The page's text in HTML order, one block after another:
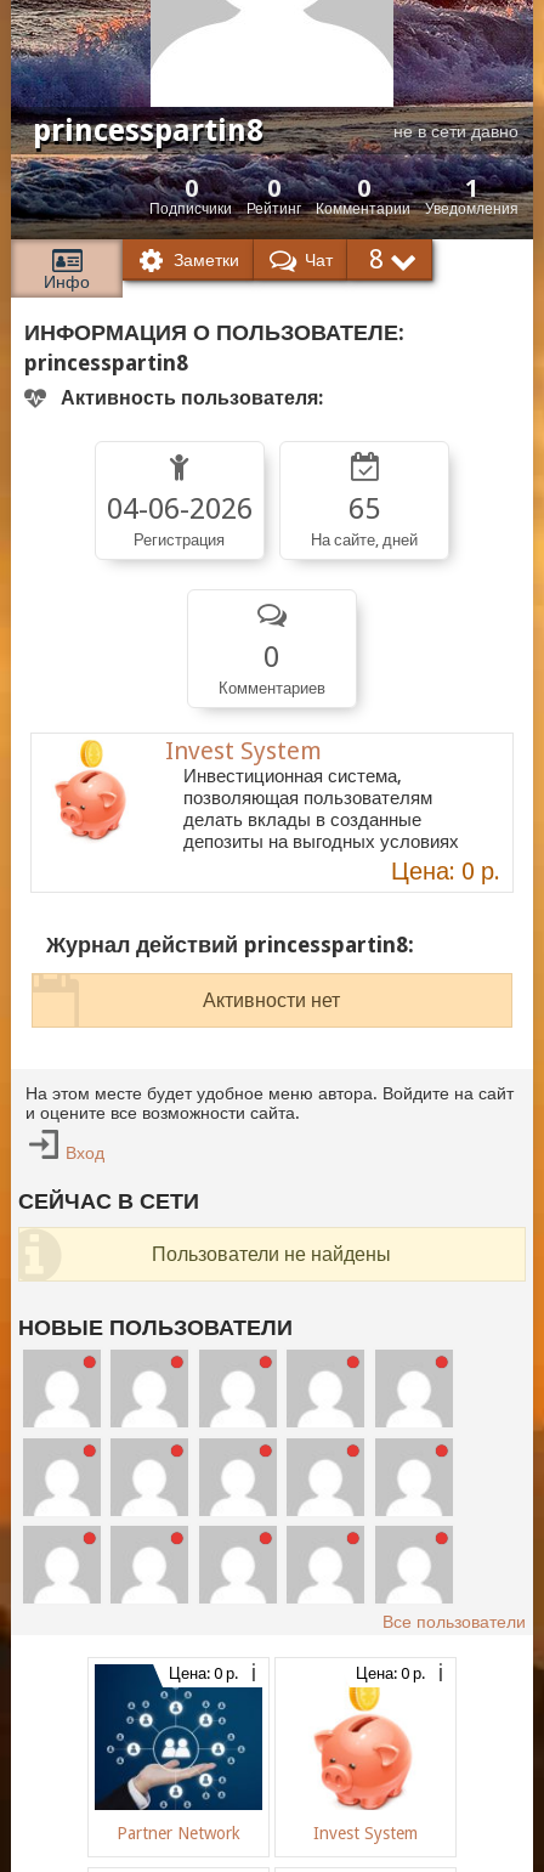
princesspartin8 не в сети давно
Подписчики
0
Рейтинг
0
Комментарии
0
Уведомления
1
Инфо
Заметки Чат 8
ИНФОРМАЦИЯ О ПОЛЬЗОВАТЕЛЕ:
princesspartin8
Активность пользователя:
04-06-2026
Регистрация
65
На сайте, дней
0
Комментариев
Invest System
Инвестиционная система,
позволяющая пользователям
делать вклады в созданные
депозиты на выгодных условиях
Цена: 0 р.
Журнал действий princesspartin8:
Активности нет
На этом месте будет удобное меню автора. Войдите на сайт
и оцените все возможности сайта.
Вход
СЕЙЧАС В СЕТИ
Пользователи не найдены
НОВЫЕ ПОЛЬЗОВАТЕЛИ
Все пользователи
Цена: 0 р.
Partner Network
Цена: 0 р.
Invest System